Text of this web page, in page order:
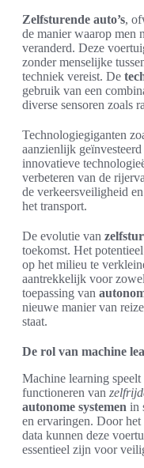
Zelfsturende auto’s,
de manier waarop men
veranderd. Deze
zonder menselijke
techniek vereist. De
gebruik van een
diverse sensoren zoals
Technologiegiganten
aanzienlijk
innovatieve
verbeteren van de
de verkeersveiligheid
het transport.
De evolutie van
toekomst. Het
op het milieu te
aantrekkelijk voor
toepassing van
nieuwe manier van
staat.
De rol van machine
Machine learning speelt
functioneren van
autonome systemen in
en ervaringen. Door het
data kunnen deze
essentieel zijn voor